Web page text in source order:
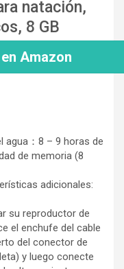
natación,
8 GB
Amazon
agua：8 – 9 horas de
de memoria (8
adicionales:
su reproductor de
el enchufe del cable
del conector de
y luego conecte